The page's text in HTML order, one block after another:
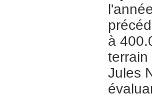
à
terrain
Jules